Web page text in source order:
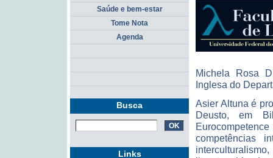
Michela Rosa
Inglesa do
Asier Altuna é
Deusto, em
competências
Saúde e bem-estar
Tome Nota
Agenda
Busca
Links